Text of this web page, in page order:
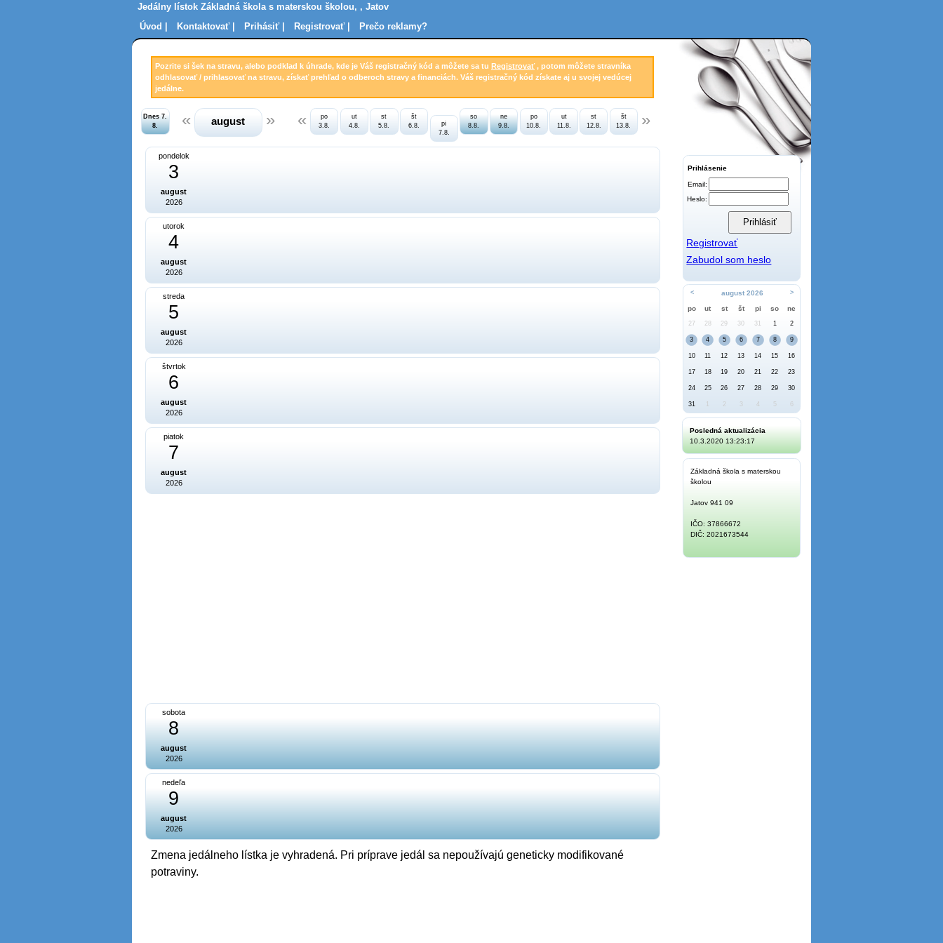
Jedálny lístok Základná škola s materskou školou, , Jatov
Úvod |
Kontaktovať | Prihásiť | Registrovať | Prečo reklamy?
Pozrite si šek na stravu, alebo podklad k úhrade, kde je Váš registračný kód a môžete sa tu Registrovať, potom môžete stravníka
odhlasovať / prihlasovať na stravu, získať prehľad o odberoch stravy a financiách. Váš registračný kód získate aj u svojej vedúcej
jedálne.
Dnes 7.
8.
august
po
3.8.
ut
4.8.
st
5.8.
št
6.8.
pi
7.8.
so
8.8.
ne
9.8.
po
10.8.
ut
11.8.
st
12.8.
št
13.8.
pondelok
3
august
2026
utorok
4
august
2026
streda
5
august
2026
štvrtok
6
august
2026
piatok
7
august
2026
sobota
8
august
2026
nedeľa
9
august
2026
Zmena jedálneho lístka je vyhradená. Pri príprave jedál sa nepoužívajú geneticky modifikované
potraviny.
Prihlásenie
Email:
Heslo:
Registrovať
Zabudol som heslo
< august 2026 >
po ut st št pi so ne
27 28 29 30 31 1 2
3 4 5 6 7 8 9
10 11 12 13 14 15 16
17 18 19 20 21 22 23
24 25 26 27 28 29 30
31 2 3 4 5 6
Posledná aktualizácia
10.3.2020 13:23:17
Základná škola s materskou
školou
Jatov 941 09
IČO: 37866672
DIČ: 2021673544